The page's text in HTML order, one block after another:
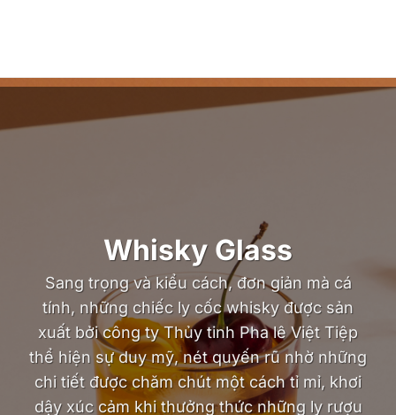
Whisky Glass
Sang trọng và kiểu cách, đơn giản mà cá
tính, những chiếc ly cốc whisky được sản
xuất bởi công ty Thủy tinh Pha lê Việt Tiệp
thể hiện sự duy mỹ, nét quyến rũ nhờ những
chi tiết được chăm chút một cách tỉ mỉ, khơi
dậy xúc cảm khi thưởng thức những ly rượu